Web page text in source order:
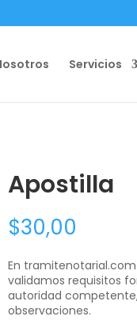
Servicios
Apostilla
$30,00
En
validamos requisitos
autoridad
observaciones.